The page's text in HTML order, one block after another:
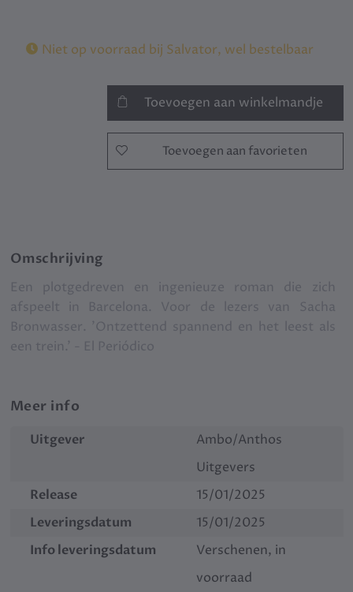
Niet op voorraad bij Salvator, wel bestelbaar
Toevoegen aan winkelmandje
Toevoegen aan favorieten
Omschrijving
Een plotgedreven en ingenieuze roman die zich
afspeelt in Barcelona. Voor de lezers van Sacha
Bronwasser. 'Ontzettend spannend en het leest als
een trein.' - El Periódico
Meer info
Uitgever
Ambo/Anthos
Uitgevers
Release
15/01/2025
Leveringsdatum
15/01/2025
Info leveringsdatum
Verschenen, in
voorraad